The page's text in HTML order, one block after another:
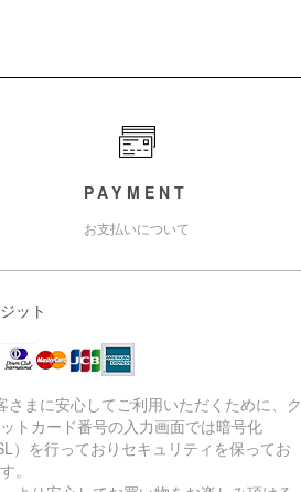
PAYMENT
お支払いについて
ット
さまに安心してご利用いただくために、ク
トカード番号の入力画面では暗号化
）を行っておりセキュリティを保ってお
。